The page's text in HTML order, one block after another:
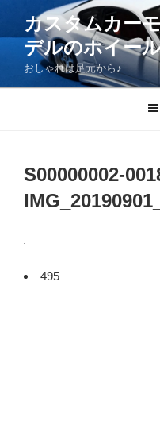
ツ
カスタムカー
デルのホイー
おしゃれは足元から♪
S00000002-
495